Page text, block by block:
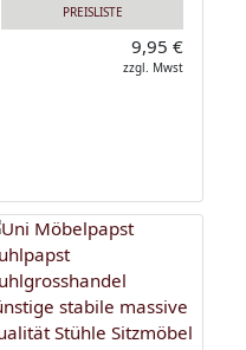
PREISLISTE
9,95 €
zzgl. Mwst